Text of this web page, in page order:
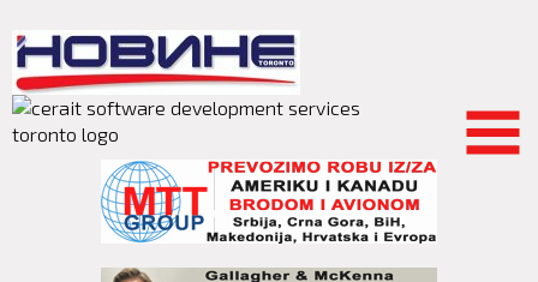
main
content